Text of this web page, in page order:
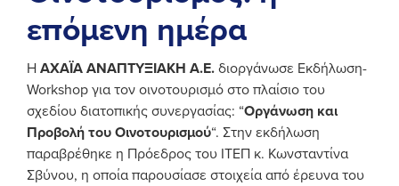
επόμενη ημέρα
Η ΑΧΑΪΑ ΑΝΑΠΤΥΞΙΑΚΗ Α.Ε. διοργάνωσε Εκδήλωση-
Workshop για τον οινοτουρισμό στο πλαίσιο του
σχεδίου διατοπικής συνεργασίας: “Οργάνωση και
Προβολή του Οινοτουρισμού“. Στην εκδήλωση
παραβρέθηκε η Πρόεδρος του ΙΤΕΠ κ. Κωνσταντίνα
Σβύνου, η οποία παρουσίασε στοιχεία από έρευνα του